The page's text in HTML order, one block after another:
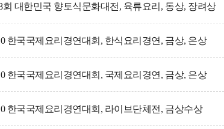
회 대한민국 향토식문화대전, 육류요리, 동상, 장려상
한국국제요리경연대회, 한식요리경연, 금상, 은상
한국국제요리경연대회, 국제요리경연, 금상, 은상
한국국제요리경연대회, 라이브단체전, 금상수상